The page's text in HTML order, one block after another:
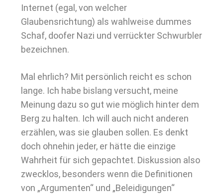
Internet (egal, von welcher
Glaubensrichtung) als wahlweise dummes
Schaf, doofer Nazi und verrückter Schwurbler
bezeichnen.
Mal ehrlich? Mit persönlich reicht es schon
lange. Ich habe bislang versucht, meine
Meinung dazu so gut wie möglich hinter dem
Berg zu halten. Ich will auch nicht anderen
erzählen, was sie glauben sollen. Es denkt
doch ohnehin jeder, er hätte die einzige
Wahrheit für sich gepachtet. Diskussion also
zwecklos, besonders wenn die Definitionen
von „Argumenten“ und „Beleidigungen“